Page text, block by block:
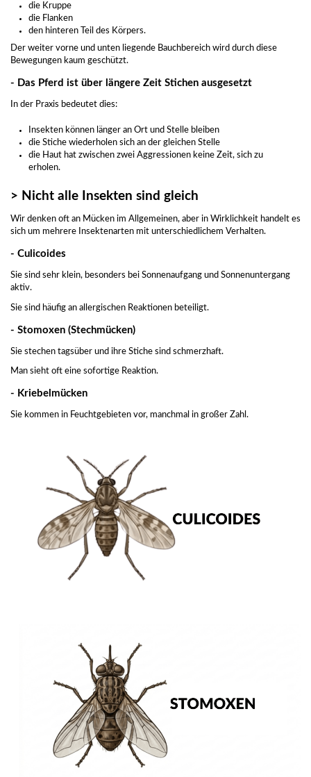
die Kruppe
die Flanken
den hinteren Teil des Körpers.
Der weiter vorne und unten liegende Bauchbereich wird durch diese
Bewegungen kaum geschützt.
- Das Pferd ist über längere Zeit Stichen ausgesetzt
In der Praxis bedeutet dies:
Insekten können länger an Ort und Stelle bleiben
die Stiche wiederholen sich an der gleichen Stelle
die Haut hat zwischen zwei Aggressionen keine Zeit, sich zu
erholen.
> Nicht alle Insekten sind gleich
Wir denken oft an Mücken im Allgemeinen, aber in Wirklichkeit handelt es
sich um mehrere Insektenarten mit unterschiedlichem Verhalten.
- Culicoides
Sie sind sehr klein, besonders bei Sonnenaufgang und Sonnenuntergang
aktiv.
Sie sind häufig an allergischen Reaktionen beteiligt.
- Stomoxen (Stechmücken)
Sie stechen tagsüber und ihre Stiche sind schmerzhaft.
Man sieht oft eine sofortige Reaktion.
- Kriebelmücken
Sie kommen in Feuchtgebieten vor, manchmal in großer Zahl.